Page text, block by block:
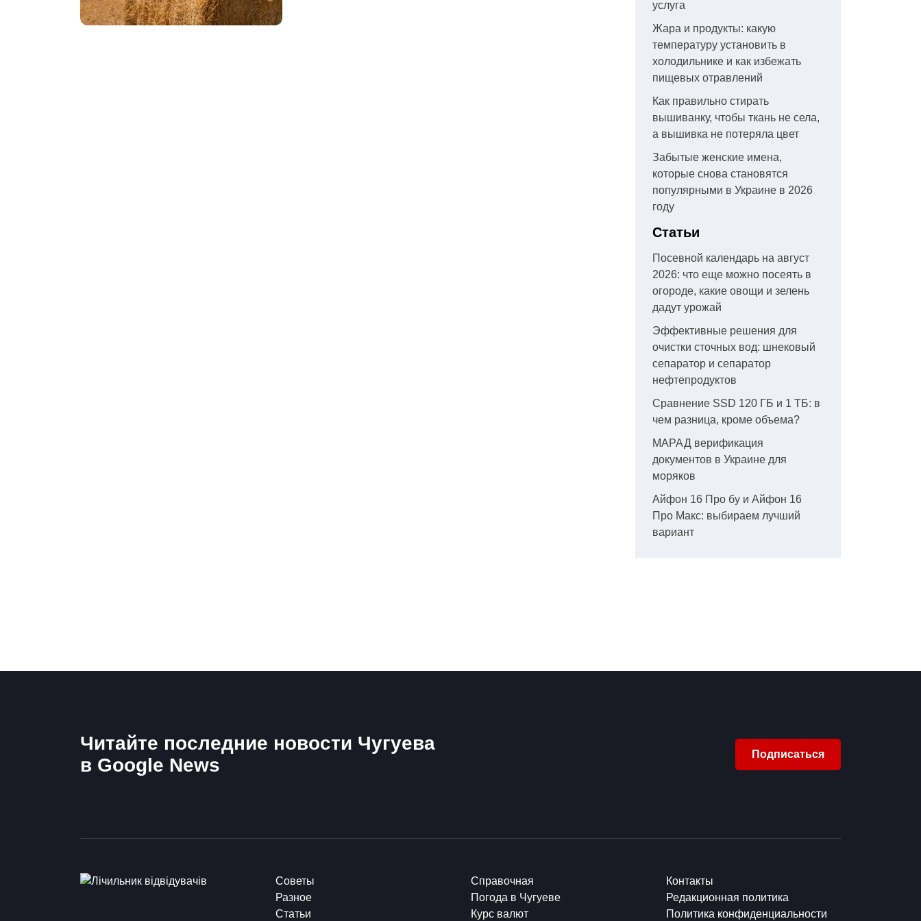
услуга
Жара и продукты: какую
температуру установить в
холодильнике и как избежать
пищевых отравлений
Как правильно стирать
вышиванку, чтобы ткань не села,
а вышивка не потеряла цвет
Забытые женские имена,
которые снова становятся
популярными в Украине в 2026
году
Статьи
Посевной календарь на август
2026: что еще можно посеять в
огороде, какие овощи и зелень
дадут урожай
Эффективные решения для
очистки сточных вод: шнековый
сепаратор и сепаратор
нефтепродуктов
Сравнение SSD 120 ГБ и 1 ТБ: в
чем разница, кроме объема?
МАРАД верификация
документов в Украине для
моряков
Айфон 16 Про бу и Айфон 16
Про Макс: выбираем лучший
вариант
Читайте последние новости Чугуева
в Google News
Подписаться
Советы
Разное
Статьи
Справочная
Погода в Чугуеве
Курс валют
Контакты
Редакционная политика
Политика конфиденциальности